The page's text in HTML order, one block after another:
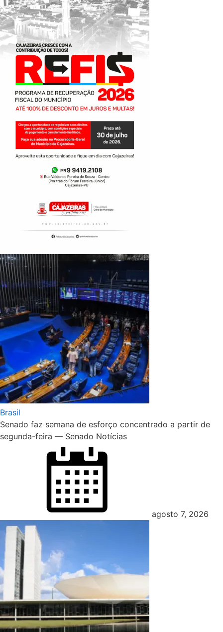
Brasil
Senado faz semana de esforço concentrado a partir de
segunda-feira — Senado Notícias
agosto 7, 2026